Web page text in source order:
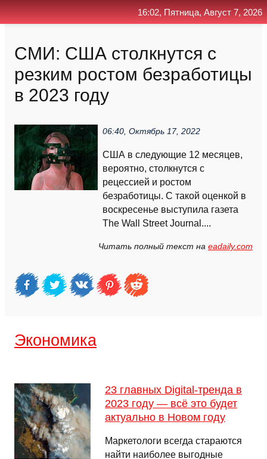
СМИ: США столкнутся с
резким ростом безработицы
в 2023 году
06:40, Октябрь 17, 2022
США в следующие 12 месяцев,
вероятно, столкнутся с
рецессией и ростом
безработицы. С такой оценкой в
воскресенье выступила газета
The Wall Street Journal....
Читать полный текст на eadaily.com
Экономика
23 главных Digital-тренда в
2023 году — всё это будет
актуально в Новом году
Маркетологи всегда стараются
найти наиболее выгодные
16:02, Пятница, Август 7, 2026